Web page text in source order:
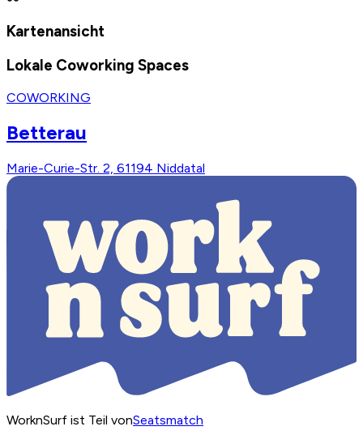
Kartenansicht
Lokale Coworking Spaces
COWORKING
Betterau
Marie-Curie-Str. 2, 61194 Niddatal
WorknSurf ist Teil vonSeatsmatch